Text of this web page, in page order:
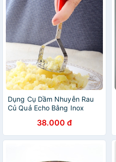
Dụng Cụ Dầm Nhuyễn Rau
Củ Quả Echo Bằng Inox
38.000 đ